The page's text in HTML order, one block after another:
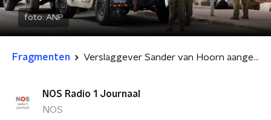
foto: ANP
Fragmenten Verslaggever Sander van Hoorn aangekomen in Tel Aviv
NOS Radio 1 Journaal
NOS